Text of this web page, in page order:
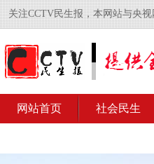
关注CCTV民生报，本网站与央视
网站首页 社会民生